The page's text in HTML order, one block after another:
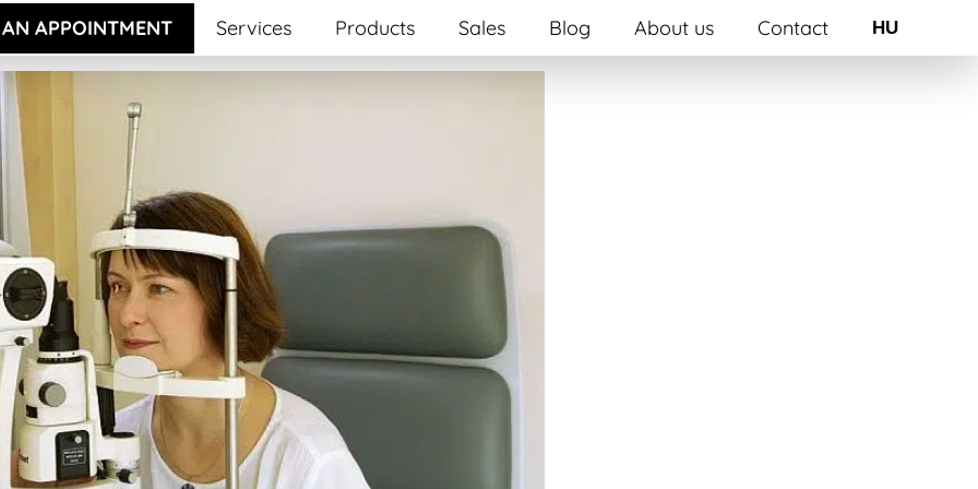
APPOINTMENT Services Products Sales Blog About us Contact HU